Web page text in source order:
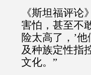
《斯坦福评
害怕，甚至不
险太高了，’
及种族定性指
文化。”